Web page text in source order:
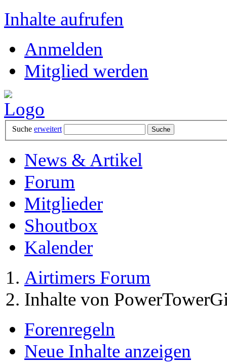
Inhalte aufrufen
Anmelden
Mitglied werden
Suche erweitert
News & Artikel
Forum
Mitglieder
Shoutbox
Kalender
Airtimers Forum
Inhalte von
Forenregeln
Neue Inhalte anzeigen